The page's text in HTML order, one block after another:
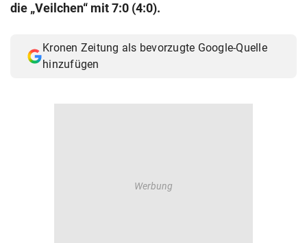
Muthgasse 2, 1190 Wien
die „Veilchen“ mit 7:0 (4:0).
Kronen Zeitung als bevorzugte Google-Quelle
hinzufügen